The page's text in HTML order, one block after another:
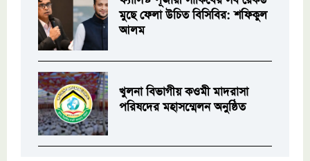
মুছে ফেলা উচিত বিসিবির: শফিকুল
আলম
খুলনা বিভাগীয় কওমী মাদরাসা
পরিষদের মহাসম্মেলন অনুষ্ঠিত